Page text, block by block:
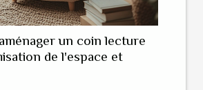
un coin lecture
de l'espace et